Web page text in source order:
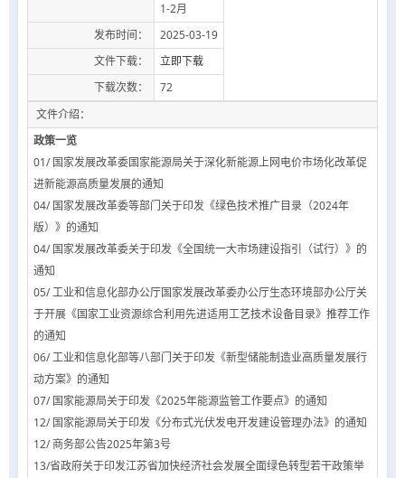
1-2月
发布时间：
2025-03-19
文件下载：
立即下载
下载次数：
72
文件介绍：
政策一览
01/ 国家发展改革委国家能源局关于深化新能源上网电价市场化改革促
进新能源高质量发展的通知
04/ 国家发展改革委等部门关于印发《绿色技术推广目录（2024年
版）》的通知
04/ 国家发展改革委关于印发《全国统一大市场建设指引（试行）》的
通知
05/ 工业和信息化部办公厅国家发展改革委办公厅生态环境部办公厅关
于开展《国家工业资源综合利用先进适用工艺技术设备目录》推荐工作
的通知
06/ 工业和信息化部等八部门关于印发《新型储能制造业高质量发展行
动方案》的通知
07/ 国家能源局关于印发《2025年能源监管工作要点》的通知
12/ 国家能源局关于印发《分布式光伏发电开发建设管理办法》的通知
12/ 商务部公告2025年第3号
13/省政府关于印发江苏省加快经济社会发展全面绿色转型若干政策举